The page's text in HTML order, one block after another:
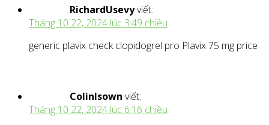
RichardUsevyviết:
Tháng 10 22, 2024 lúc 3:49 chiều
generic plavix check clopidogrel pro Plavix 75 mg price
ColinIsown viết:
Tháng 10 22, 2024 lúc 6:16 chiều